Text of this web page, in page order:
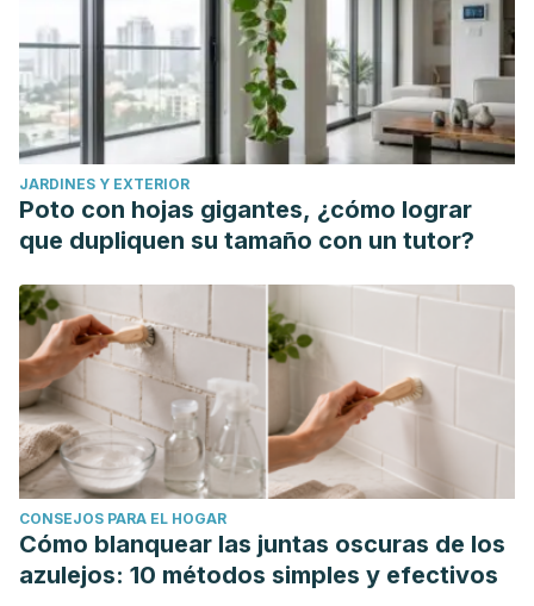
forms of exposure?. Cien Saude Colet. 2020
Nov;25(11):4339-4345.
Weber Lozada, Kristen, and Ruth A. Keri. "Bisphenol A
increases mammary cancer risk in two distinct mouse
models of breast cancer."Biology of reproduction85.3
(2011): 490-497.
Ferloni A, Pereiro N, Cruz M, Aragone S et al. Exposición
mujeres gestantes asistidas en un hospital de la Ciudad de
Buenos Aires. Año 2013. Rev Fac Cien Med Univ Nac
Cordoba. 2019 Jun 19;76(2):86-91.
JARDINES Y EXTERIOR
Poto con hojas gigantes, ¿cómo lograr
que dupliquen su tamaño con un tutor?
CONSEJOS PARA EL HOGAR
Cómo blanquear las juntas oscuras de los
azulejos: 10 métodos simples y efectivos